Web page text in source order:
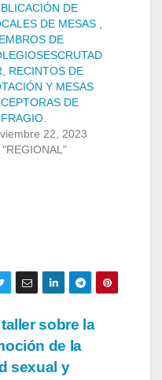
DE
DE MESAS ,
DE
RECINTOS DE
Y MESAS
DE
22, 2023
"REGIONAL"
sobre la
de la
sexual y